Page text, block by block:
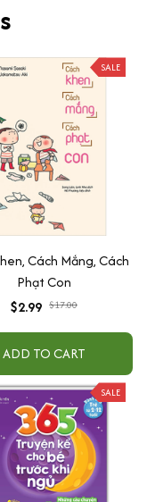
SALE
Cách Mắng, Cách
Phạt Con
$2.99 $17.00
ADD TO CART
SALE